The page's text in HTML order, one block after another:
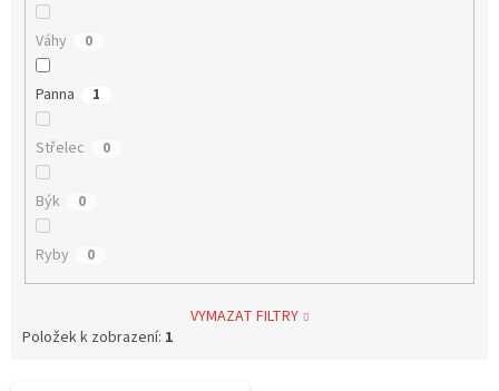
Váhy 0
Panna 1
Střelec 0
Býk 0
Ryby 0
VYMAZAT FILTRY
Položek k zobrazení: 1